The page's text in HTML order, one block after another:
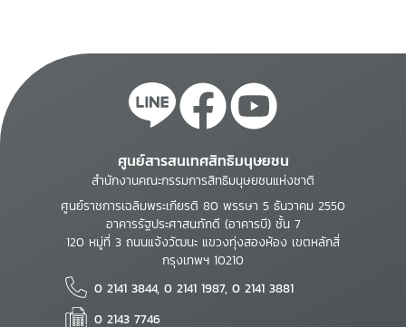
ศูนย์สารสนเทศสิทธิมนุษยชน
สำนักงานคณะกรรมการสิทธิมนุษยชนแห่งชาติ
ศูนย์ราชการเฉลิมพระเกียรติ 80 พรรษา 5 ธันวาคม 2550
อาคารรัฐประศาสนภักดี (อาคารบี) ชั้น 7
120 หมู่ที่ 3 ถนนแจ้งวัฒนะ แขวงทุ่งสองห้อง เขตหลักสี่
กรุงเทพฯ 10210
0 2141 3844, 0 2141 1987, 0 2141 3881
0 2143 7746